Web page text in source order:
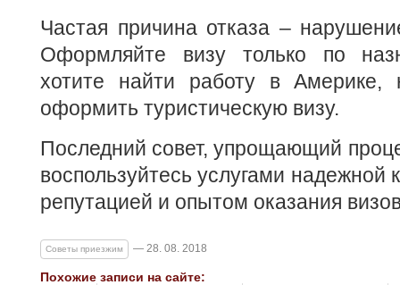
Частая причина отказа –
Оформляйте визу только по
хотите найти работу в Америке,
оформить туристическую визу.
Последний совет, упрощающий
воспользуйтесь услугами
репутацией и опытом оказания
Советы приезжим — 28. 08. 2018
Похожие записи на сайте: